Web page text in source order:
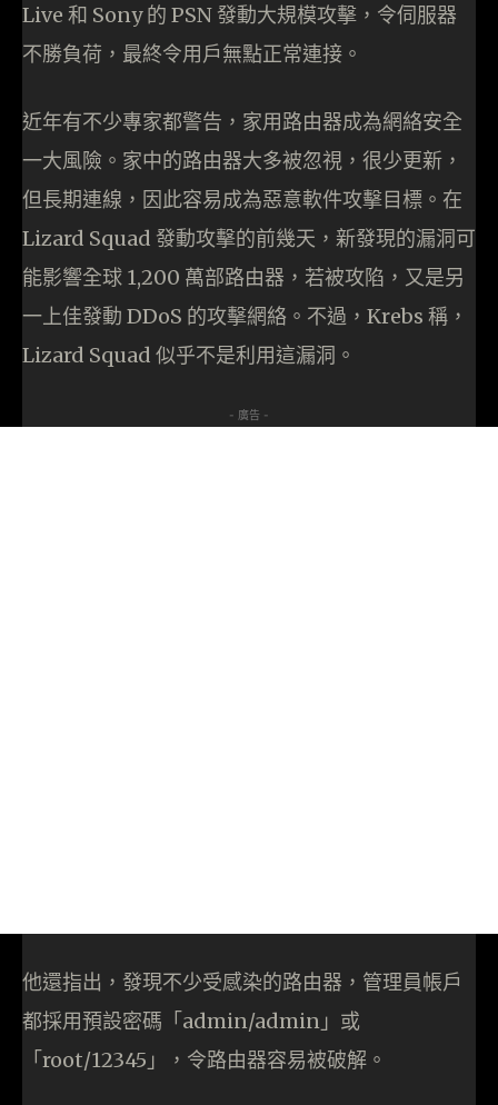
Live 和 Sony 的 PSN 發動大規模攻擊，令伺服器
不勝負荷，最終令用戶無點正常連接。
近年有不少專家都警告，家用路由器成為網絡安全
一大風險。家中的路由器大多被忽視，很少更新，
但長期連線，因此容易成為惡意軟件攻擊目標。在
Lizard Squad 發動攻擊的前幾天，新發現的漏洞可
能影響全球 1,200 萬部路由器，若被攻陷，又是另
一上佳發動 DDoS 的攻擊網絡。不過，Krebs 稱，
Lizard Squad 似乎不是利用這漏洞。
- 廣告 -
他還指出，發現不少受感染的路由器，管理員帳戶
都採用預設密碼「admin/admin」或
「root/12345」，令路由器容易被破解。